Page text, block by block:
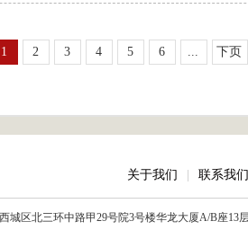
1 2 3 4 5 6 ... 下页
关于我们 联系我们
城区北三环中路甲29号院3号楼华龙大厦A/B座13